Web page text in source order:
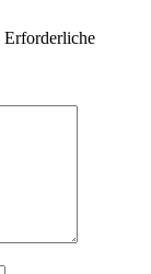
Erforderliche